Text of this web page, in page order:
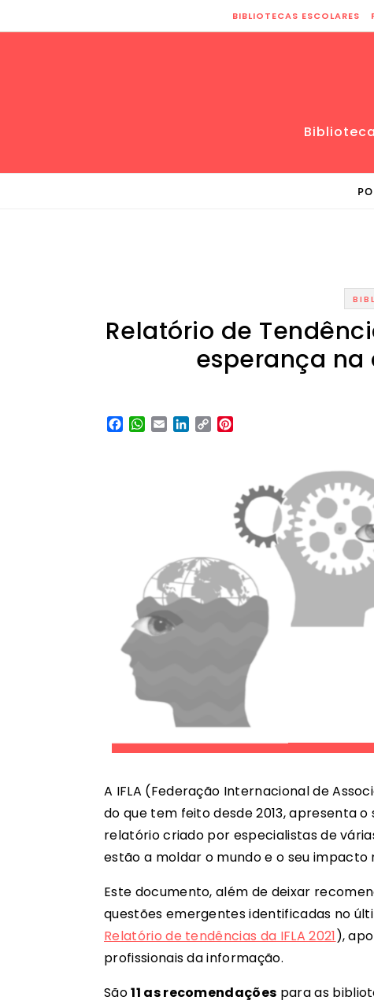
BIBLIOTECAS ESCOLARES
Relatório de
esperança
Facebook
WhatsApp
EmailLinkedIn
Copy
A IFLA (Federação Internacional de
do que tem feito desde 2013, apresenta
relatório criado por especialistas de
estão a moldar o mundo e o seu
Este documento, além de deixar
questões emergentes identificadas no
Relatório de tendências da IFLA 2021),
profissionais da informação.
São11 as recomendações para as